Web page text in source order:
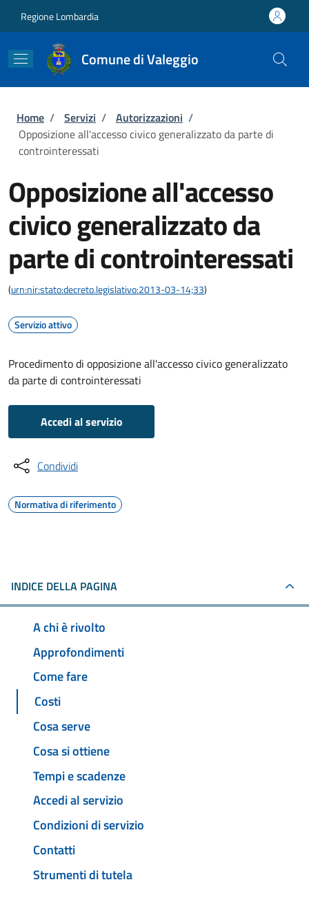
Regione Lombardia
Comune di Valeggio
Briciole di pane
Home / Servizi / Autorizzazioni /
Opposizione all'accesso civico generalizzato da parte di
controinteressati
Opposizione all'accesso
civico generalizzato da
parte di controinteressati
(urn:nir:stato:decreto.legislativo:2013-03-14;33)
Servizio attivo
Procedimento di opposizione all'accesso civico generalizzato
da parte di controinteressati
Accedi al servizio
Condividi
Normativa di riferimento
INDICE DELLA PAGINA
A chi è rivolto
Approfondimenti
Come fare
Costi
Cosa serve
Cosa si ottiene
Tempi e scadenze
Accedi al servizio
Condizioni di servizio
Contatti
Strumenti di tutela